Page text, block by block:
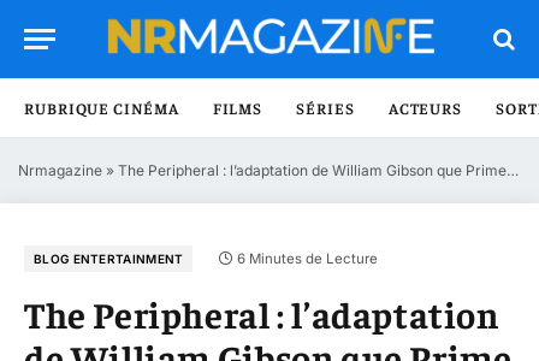
RUBRIQUE CINÉMA FILMS SÉRIES ACTEURS
Nrmagazine » The Peripheral : l’adaptation de William Gibson que Prime Video a coupée en plein vol
BLOG ENTERTAINMENT 6 Minutes de Lecture
The Peripheral : l’adaptation